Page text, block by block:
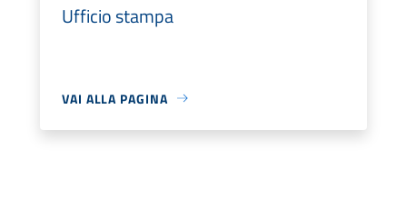
Ufficio stampa
VAI ALLA PAGINA